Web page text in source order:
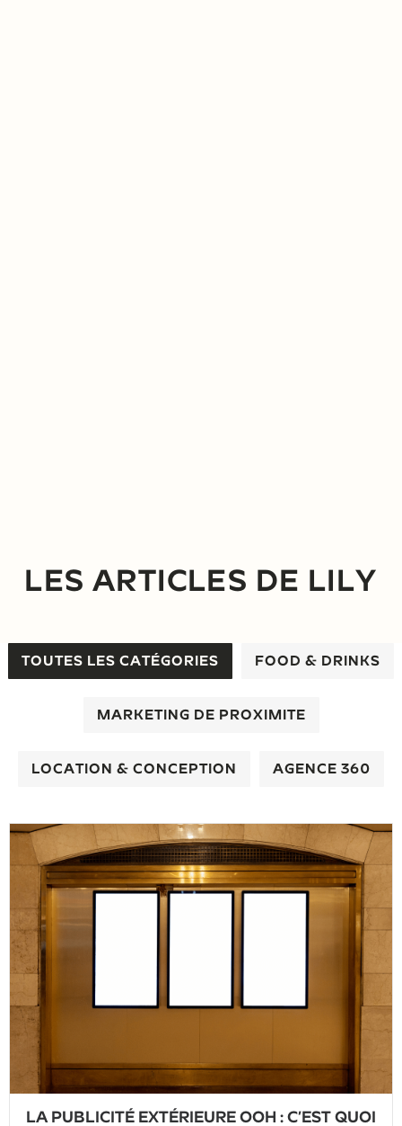
LES ARTICLES DE LILY
TOUTES LES CATÉGORIES FOOD & DRINKS
MARKETING DE PROXIMITE
LOCATION & CONCEPTION AGENCE 360
LA PUBLICITÉ EXTÉRIEURE OOH : C’EST QUOI